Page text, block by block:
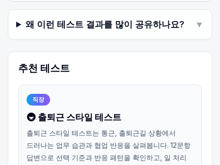
왜 이런 테스트 결과를 많이 공유하나요? ▼
추천 테스트
직장
🚇 출퇴근 스타일 테스트
출퇴근 스타일 테스트는 통근, 출퇴근길 상황에서
드러나는 업무 습관과 협업 반응을 살펴봅니다. 12문항
답변으로 선택 기준과 반응 패턴을 확인하고, 일 처리